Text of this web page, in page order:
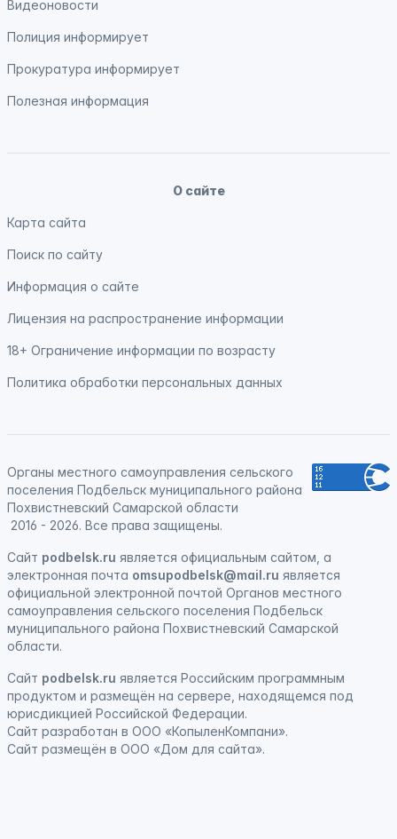
Видеоновости
Полиция информирует
Прокуратура информирует
Полезная информация
О сайте
Карта сайта
Поиск по сайту
Информация о сайте
Лицензия на распространение информации
18+ Ограничение информации по возрасту
Политика обработки персональных данных
Органы местного самоуправления сельского
поселения Подбельск муниципального района
Похвистневский Самарской области
2016 - 2026. Все права защищены.
Сайт podbelsk.ru является официальным сайтом, а
электронная почта omsupodbelsk@mail.ru является
официальной электронной почтой Органов местного
самоуправления сельского поселения Подбельск
муниципального района Похвистневский Самарской
области.
Сайт podbelsk.ru является Российским программным
продуктом и размещён на сервере, находящемся под
юрисдикцией Российской Федерации.
Сайт разработан в ООО «КопыленКомпани».
Сайт размещён в ООО «Дом для сайта».